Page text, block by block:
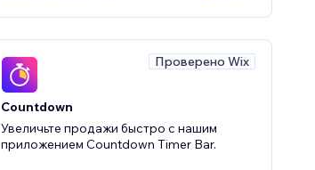
Проверено Wix
Countdown
Увеличьте продажи быстро с нашим
приложением Countdown Timer Bar.